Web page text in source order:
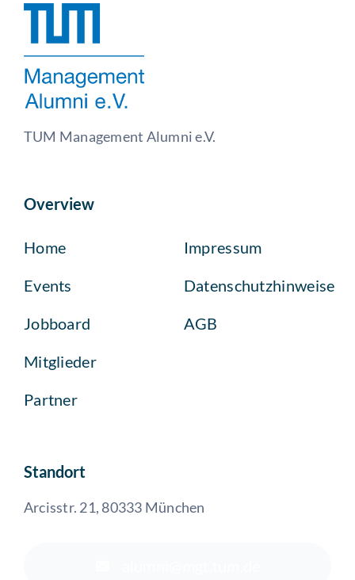
TUM Management Alumni e.V.
Overview
Home
Events
Jobboard
Mitglieder
Partner
Impressum
Datenschutzhinweise
AGB
Standort
Arcisstr. 21, 80333 München